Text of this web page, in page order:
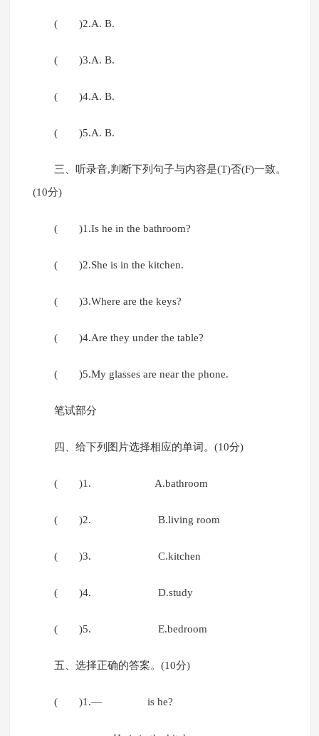
( )2.A. B.
( )3.A. B.
( )4.A. B.
( )5.A. B.
三、听录音,判断下列句子与内容是(T)否(F)一致。
(10分)
( )1.Is he in the bathroom?
( )2.She is in the kitchen.
( )3.Where are the keys?
( )4.Are they under the table?
( )5.My glasses are near the phone.
笔试部分
四、给下列图片选择相应的单词。(10分)
( )1. A.bathroom
( )2. B.living room
( )3. C.kitchen
( )4. D.study
( )5. E.bedroom
五、选择正确的答案。(10分)
( )1.— is he?